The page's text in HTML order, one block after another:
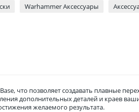
Warhammer Аксессуары
что позволяет создавать плавные
дополнительных деталей и краев
желаемого результата.